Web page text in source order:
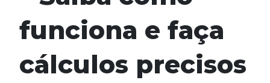
funciona e faça
cálculos precisos